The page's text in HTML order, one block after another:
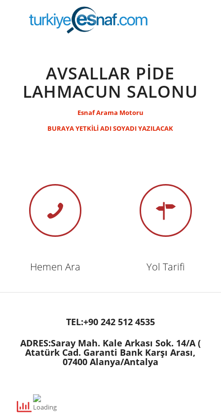
AVSALLAR PIDE
LAHMACUN SALONU
Esnaf Arama Motoru
BURAYA YETKİLİ ADI SOYADI YAZILACAK
Hemen Ara Yol Tarifi
TEL:+90 242 512 4535
ADRES:Saray Mah. Kale Arkası Sok. 14/A (
Atatürk Cad. Garanti Bank Karşı Arası,
07400 Alanya/Antalya